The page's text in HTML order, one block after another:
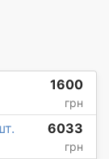
1600
грн
6033
грн